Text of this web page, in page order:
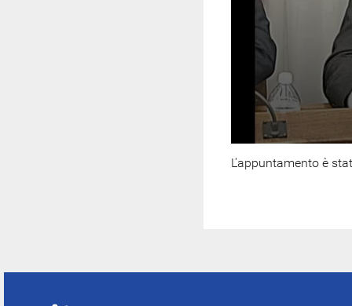
L'appuntamento è